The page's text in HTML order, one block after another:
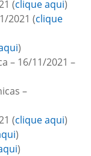
(clique aqui)
2021 (clique
)
– 16/11/2021 –
–
(clique aqui)
)
)